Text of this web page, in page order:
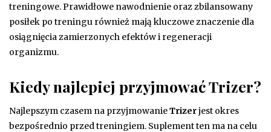
treningowe. Prawidłowe nawodnienie oraz zbilansowany
posiłek po treningu również mają kluczowe znaczenie dla
osiągnięcia zamierzonych efektów i regeneracji
organizmu.
Kiedy najlepiej przyjmować Trizer?
Najlepszym czasem na przyjmowanieTrizerjest okres
bezpośrednio przed treningiem. Suplement ten ma na celu